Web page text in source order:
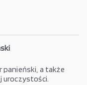
panieński, a także
uroczystości.